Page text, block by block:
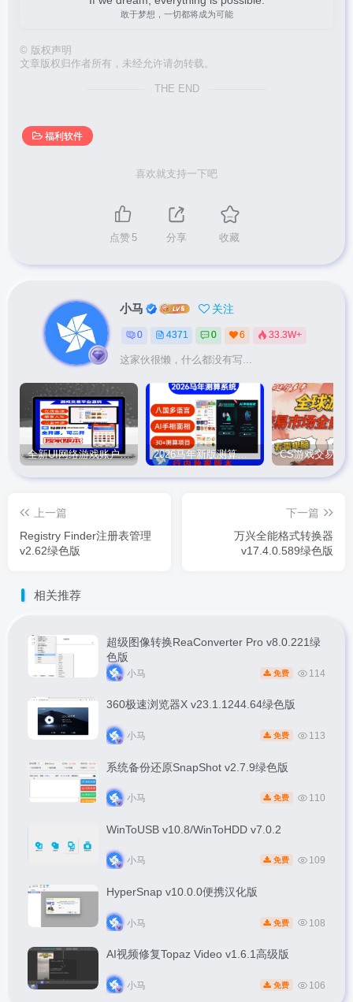
敢于梦想，一切都将成为可能
© 版权声明
文章版权归作者所有，未经允许请勿转载。
THE END
福利软件
喜欢就支持一下吧
点赞 5 分享 收藏
小马 关注
0 4371 0 6 33.3W+
这家伙很懒，什么都没有写...
全新UI网络游戏账户交易平台系统 全开源版本 2026马年新版测算系统源码
上一篇
Registry Finder注册表管理
v2.62绿色版
下一篇
万兴全能格式转换器
v17.4.0.589绿色版
相关推荐
超级图像转换ReaConverter Pro v8.0.221绿
色版
小马 免费 114
360极速浏览器X v23.1.1244.64绿色版
小马 免费 113
系统备份还原SnapShot v2.7.9绿色版
小马 免费 110
WinToUSB v10.8/WinToHDD v7.0.2
小马 免费 109
HyperSnap v10.0.0便携汉化版
小马 免费 108
AI视频修复Topaz Video v1.6.1高级版
小马 免费 106